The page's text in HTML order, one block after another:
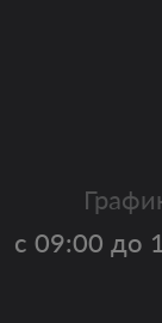
с 09:00 до